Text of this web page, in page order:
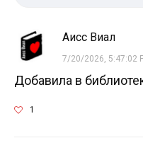
Аисс Виал
7/20/2026, 5:47:02
Добавила в
1